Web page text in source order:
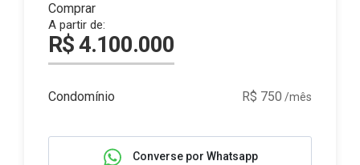
Comprar
A partir de:
R$ 4.100.000
Condomínio R$ 750 /mês
Converse por Whatsapp